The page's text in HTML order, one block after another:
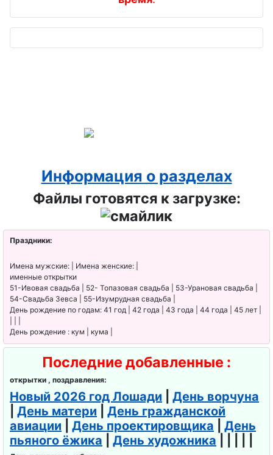
Информация о разделах
Файлы готовятся к загрузке:
Праздники:
Имена мужские: | Имена женские: |
именные открытки
51-Ивовая свадьба | 52- Топазовая свадьба | 53-Урановая свадьба |
54-Свадьба Зевса | 55-Изумрудная свадьба |
День рождение по годам: 41 год | 42 года | 43 года | 44 года | 45 лет |
День рождение : кум | кума |
Последние добавленные :
открытки , поздравления:
Новый 2026 год Лошади
День ворчуна
День матери
День гражданской
авиации
День проектировщика
День
пьяного ёжика
День художника